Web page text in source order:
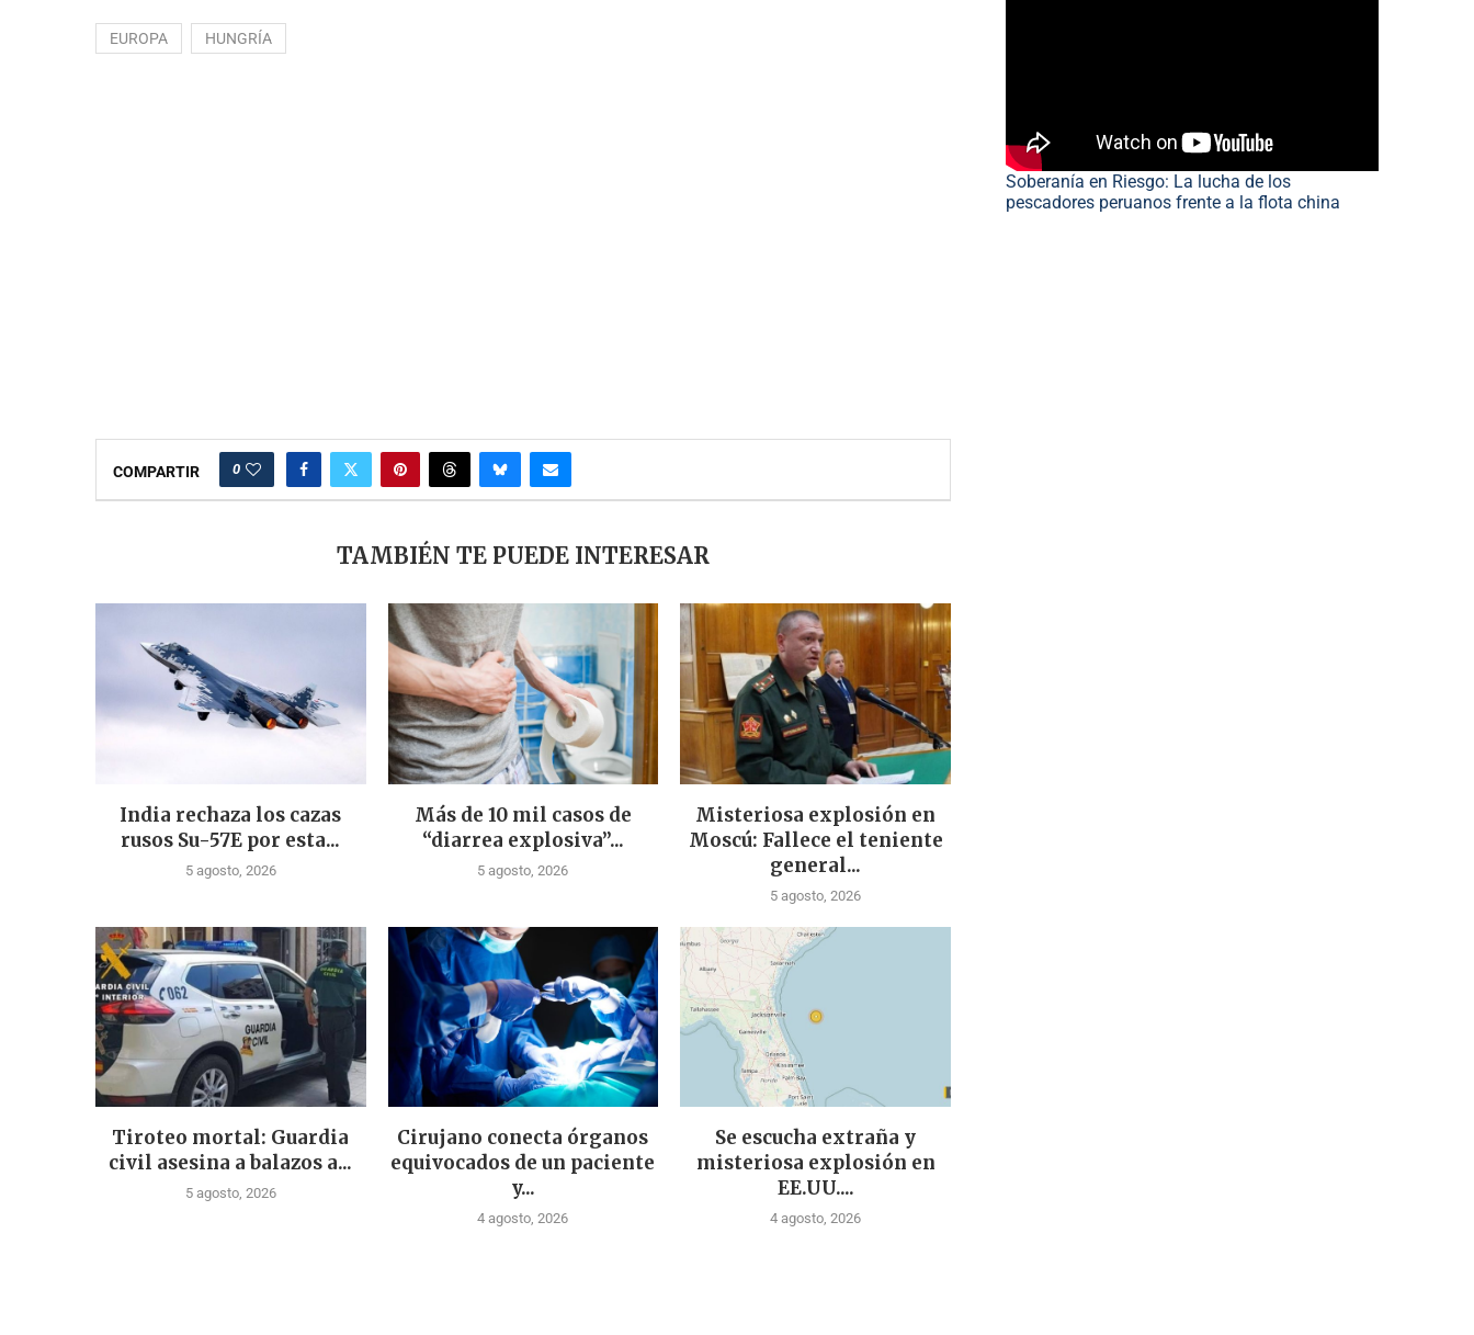
EUROPA HUNGRÍA
COMPARTIR 0
TAMBIÉN TE PUEDE INTERESAR
India rechaza los cazas
rusos Su-57E por esta...
5 agosto, 2026
Más de 10 mil casos de
“diarrea explosiva”...
5 agosto, 2026
Misteriosa explosión en
Moscú: Fallece el teniente
general...
5 agosto, 2026
Tiroteo mortal: Guardia
civil asesina a balazos a...
5 agosto, 2026
Cirujano conecta órganos
equivocados de un paciente
y...
4 agosto, 2026
Se escucha extraña y
misteriosa explosión en
EE.UU....
4 agosto, 2026
Soberanía en Riesgo: La lucha de los
pescadores peruanos frente a la flota china